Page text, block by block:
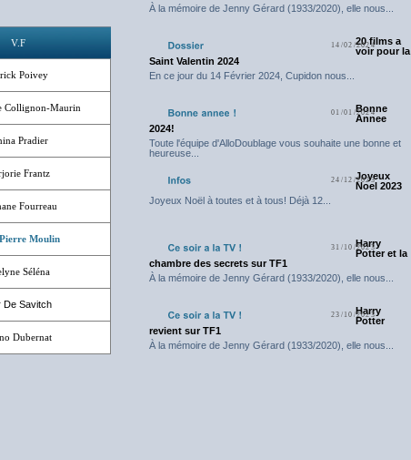
V.F
Poivey
Collignon-Maurin
Pradier
Frantz
Fourreau
Moulin
Séléna
De Savitch
Dubernat
À la mémoire de Jenny Gérard (1933/2020), elle nous...
14/02/202420 films a
voir pour la
Saint Valentin 2024
En ce jour du 14 Février 2024, Cupidon nous...
01/01/2024
Bonne
Annee
2024!
Toute l'équipe d'AlloDoublage vous souhaite une bonne et
heureuse...
24/12/2023
Joyeux
Noel 2023
Joyeux Noël à toutes et à tous! Déjà 12...
31/10/2023
Harry
Potter et la
chambre des secrets sur TF1
À la mémoire de Jenny Gérard (1933/2020), elle nous...
23/10/2023
Harry
Potter
revient sur TF1
À la mémoire de Jenny Gérard (1933/2020), elle nous...